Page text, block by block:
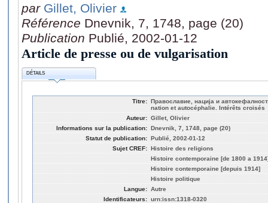
par Gillet, Olivier
Référence Dnevnik, 7, 1748, page (20)
Publication Publié, 2002-01-12
Article de presse ou de vulgarisation
DÉTAILS
Titre: Православие, нација и
nation et autocéphalie. Intérêts croisés
Auteur: Gillet, Olivier
Informations sur la publication: Dnevnik, 7, 1748, page (20)
Statut de publication: Publié, 2002-01-12
Sujet CREF: Histoire des religions
Histoire contemporaine [de 1800 a
Histoire contemporaine [depuis 1914]
Histoire politique
Langue: Autre
Identificateurs: urn:issn:1318-0320